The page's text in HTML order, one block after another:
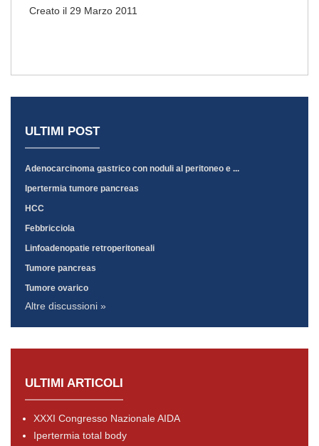
Creato il 29 Marzo 2011
ULTIMI POST
Adenocarcinoma gastrico con noduli al peritoneo e ...
Ipertermia tumore pancreas
HCC
Febbricciola
Linfoadenopatie retroperitoneali
Tumore pancreas
Tumore ovarico
Altre discussioni »
ULTIMI ARTICOLI
XXXI Congresso Nazionale AIDA
Ipertermia total body